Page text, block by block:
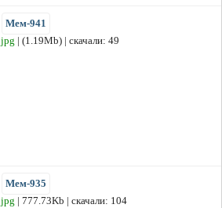
Мем-941
jpg | (1.19Mb) | скачали: 49
Мем-935
jpg | 777.73Kb | скачали: 104